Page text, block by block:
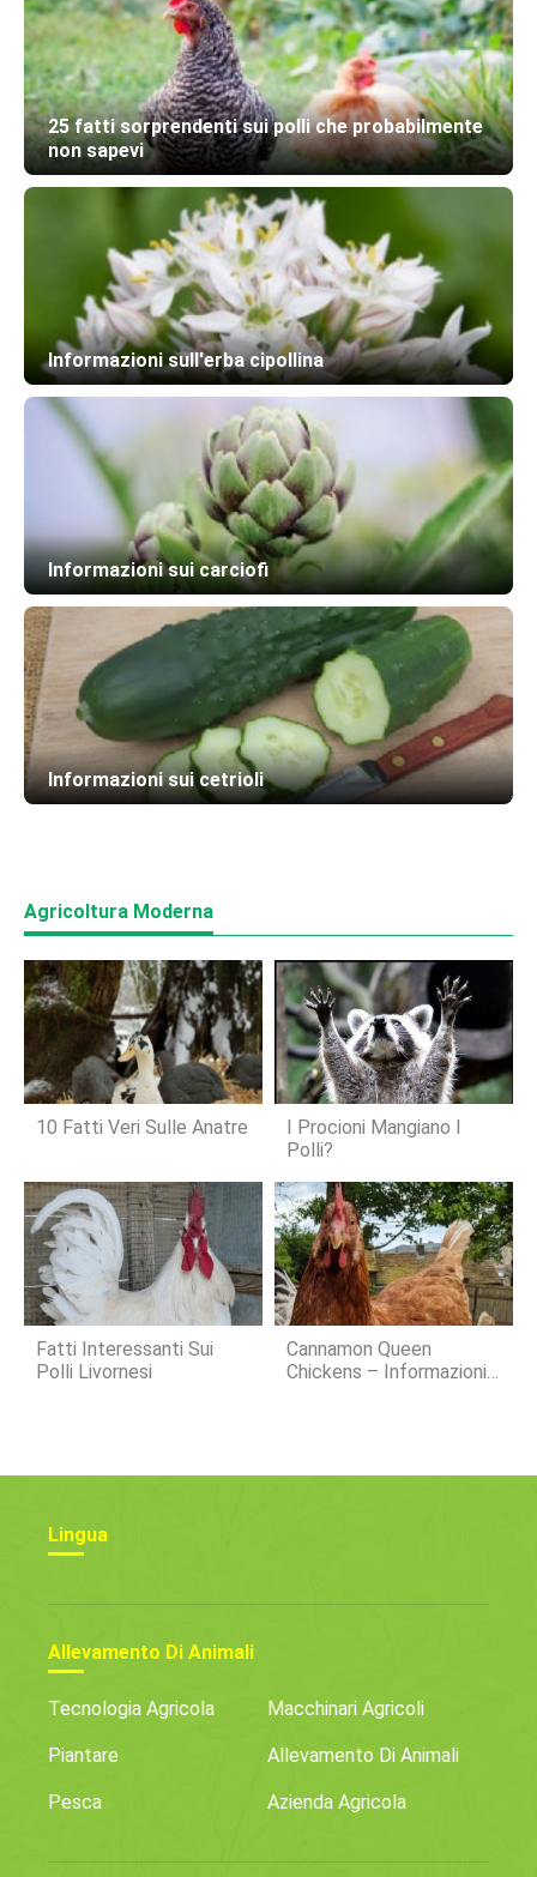
25 fatti sorprendenti sui polli che probabilmente
non sapevi
Informazioni sull'erba cipollina
Informazioni sui carciofi
Informazioni sui cetrioli
Agricoltura Moderna
10 Fatti Veri Sulle Anatre
I Procioni Mangiano I
Polli?
Fatti Interessanti Sui
Polli Livornesi
Cannamon Queen
Chickens – Informazioni
Lingua
Allevamento Di Animali
Tecnologia Agricola Macchinari Agricoli
Piantare Allevamento Di Animali
Pesca Azienda Agricola